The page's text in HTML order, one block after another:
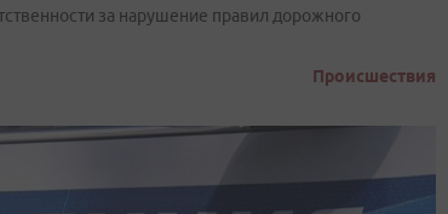
за нарушение правил дорожного
Происшествия